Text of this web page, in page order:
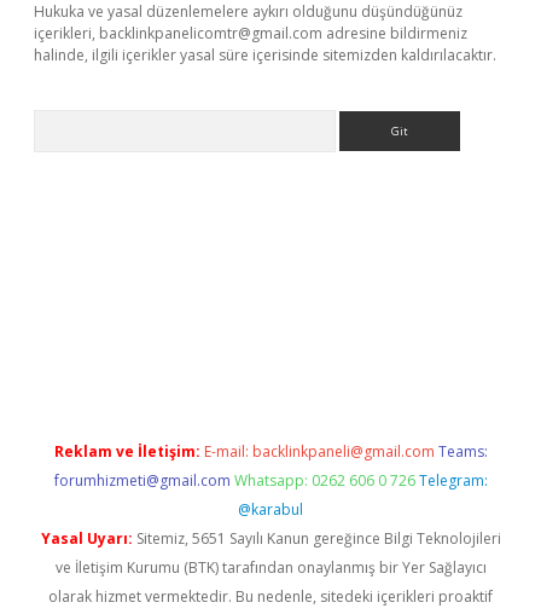
Hukuka ve yasal düzenlemelere aykırı olduğunu düşündüğünüz
içerikleri, backlinkpanelicomtr@gmail.com adresine bildirmeniz
halinde, ilgili içerikler yasal süre içerisinde sitemizden kaldırılacaktır.
Reklam ve İletişim: E-mail: backlinkpaneli@gmail.com Teams:
forumhizmeti@gmail.com Whatsapp: 0262 606 0 726 Telegram:
@karabul
Yasal Uyarı: Sitemiz, 5651 Sayılı Kanun gereğince Bilgi Teknolojileri
ve İletişim Kurumu (BTK) tarafından onaylanmış bir Yer Sağlayıcı
olarak hizmet vermektedir. Bu nedenle, sitedeki içerikleri proaktif